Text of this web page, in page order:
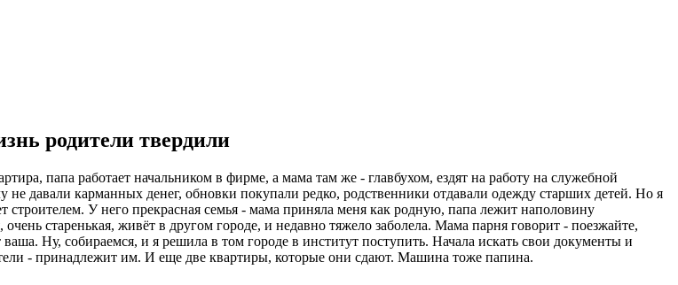
родители твердили
папа работает начальником в фирме, а мама там же - главбухом, ездят на работу на служебной
давали карманных денег, обновки покупали редко, родственники отдавали одежду старших детей. Но я
У него прекрасная семья - мама приняла меня как родную, папа лежит наполовину
старенькая, живёт в другом городе, и недавно тяжело заболела. Мама парня говорит - поезжайте,
ваша. Ну, собираемся, и я решила в том городе в институт поступить. Начала искать свои документы и
- принадлежит им. И еще две квартиры, которые они сдают. Машина тоже папина.